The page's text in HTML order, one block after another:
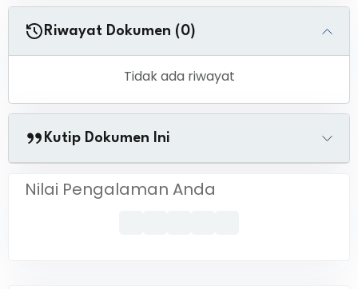
Riwayat Dokumen (0)
Tidak ada riwayat
Kutip Dokumen Ini
Nilai Pengalaman Anda